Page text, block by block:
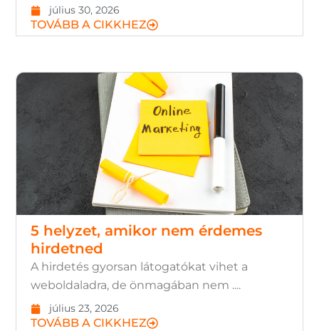
július 30, 2026
TOVÁBB A CIKKHEZ
5 helyzet, amikor nem érdemes
hirdetned
A hirdetés gyorsan látogatókat vihet a
weboldaladra, de önmagában nem ....
július 23, 2026
TOVÁBB A CIKKHEZ